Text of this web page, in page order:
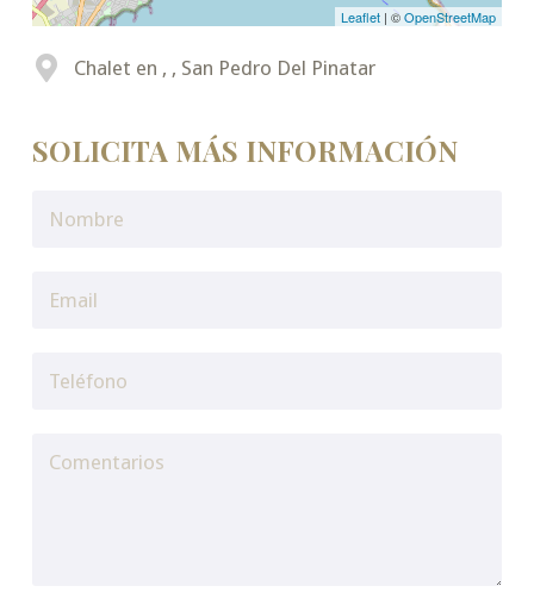
Leaflet | ©OpenStreetMap
Chalet en , , San Pedro Del Pinatar
SOLICITA MÁS INFORMACIÓN